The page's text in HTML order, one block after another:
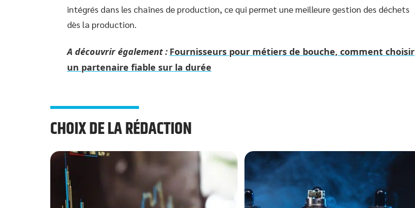
intégrés dans les chaînes de production, ce qui permet une meilleure gestion des déchets
dès la production.
A découvrir également : Fournisseurs pour métiers de bouche, comment choisir
un partenaire fiable sur la durée
CHOIX DE LA RÉDACTION